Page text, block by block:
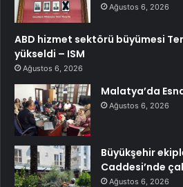
Ağustos 6, 2026
ABD hizmet sektörü büyümesi
yükseldi – ISM
Ağustos 6, 2026
Malatya’da
Ağustos 6, 2026
Büyükşehir
Caddesi’nde
Ağustos 6, 2026